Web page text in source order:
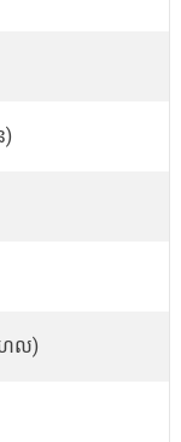
)
ែល)